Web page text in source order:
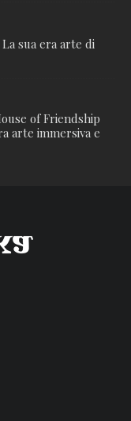
La sua era arte di
of Friendship
arte immersiva e